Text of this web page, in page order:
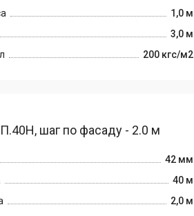
1,0 м
3,0 м
200 кгс/м2
шаг по фасаду - 2.0 м
42 мм
40 м
2,0 м